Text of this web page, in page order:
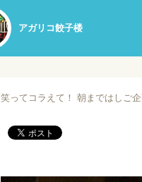
アガリコ餃子楼
笑ってコラえて！ 朝まではしご